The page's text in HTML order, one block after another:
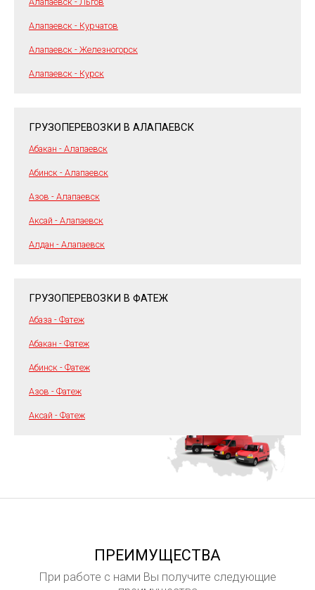
Алапаевск - Курчатов
Алапаевск - Железногорск
Алапаевск - Курск
ГРУЗОПЕРЕВОЗКИ В АЛАПАЕВСК
Абакан - Алапаевск
Абинск - Алапаевск
Азов - Алапаевск
Аксай - Алапаевск
Алдан - Алапаевск
ГРУЗОПЕРЕВОЗКИ В ФАТЕЖ
Абаза - Фатеж
Абакан - Фатеж
Абинск - Фатеж
Азов - Фатеж
Аксай - Фатеж
ПРЕИМУЩЕСТВА
При работе с нами Вы получите следующие